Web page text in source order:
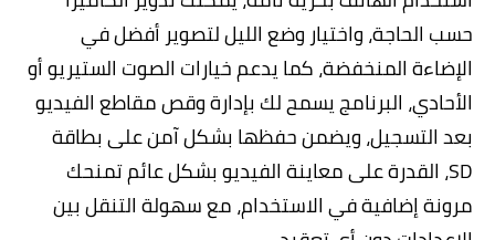
حسب الحاجة، واختيار وضع الليل لتصوير أفضل في
الإضاءة المنخفضة، كما يدعم خيارات الصوت الستيريو أو
الأحادي، البرنامج يسمح لك بإدارة وقص مقاطع الفيديو
بعد التسجيل، ويضمن حفظها بشكل آمن على بطاقة
SD، القدرة على معاينة الفيديو بشكل عائم تمنحك
مرونة إضافية في الاستخدام، مع سهولة التنقل بين